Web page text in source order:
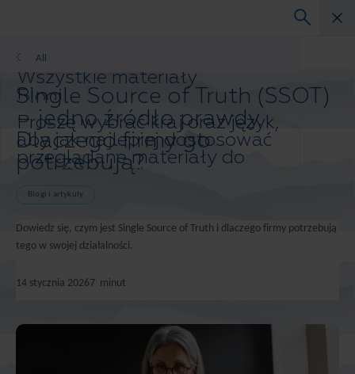
Wszystkie materiały
Blogi
Studium przypadku
Przewodniki po rozwiązaniach
Webinary
Biała księga
All
Proszę wybrać kraj oraz język,
aby jak najlepiej dostosować
przeglądane materiały do
swoich potrzeb.
Preferowany kraj i język:
Europe and Southern Africa
Latin America
North America
Blogi i artykuły
Single Source of Truth (SSOT)
– jedno źródło prawdy.
Dlaczego firmy go
potrzebują?
Blogi i artykuły
Dowiedz się, czym jest Single Source of Truth i dlaczego firmy potrzebują
tego w swojej działalności.
14 stycznia 20267 minut